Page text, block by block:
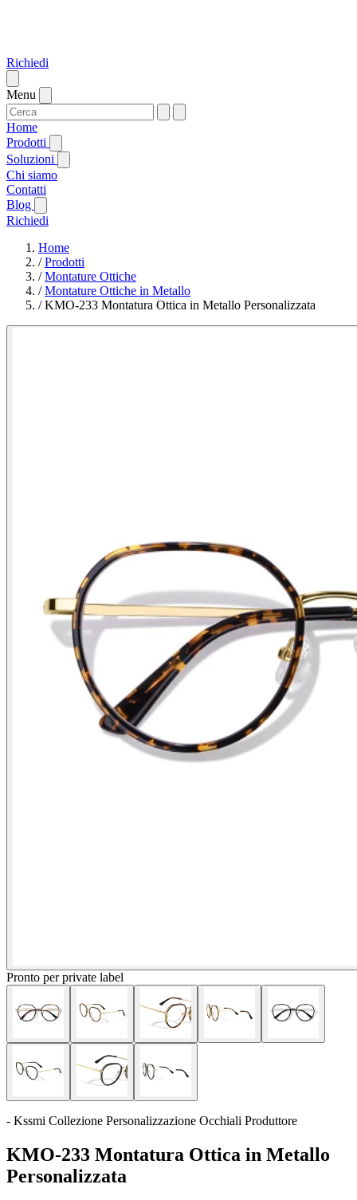
Richiedi
Menu
Home
Prodotti
Soluzioni
Chi siamo
Contatti
Blog
Richiedi
Home
/Prodotti
/Montature Ottiche
/Montature Ottiche in Metallo
/KMO-233 Montatura Ottica in Metallo Personalizzata
Pronto per private label
- Kssmi Collezione Personalizzazione Occhiali Produttore
KMO-233 Montatura Ottica in Metallo
Personalizzata